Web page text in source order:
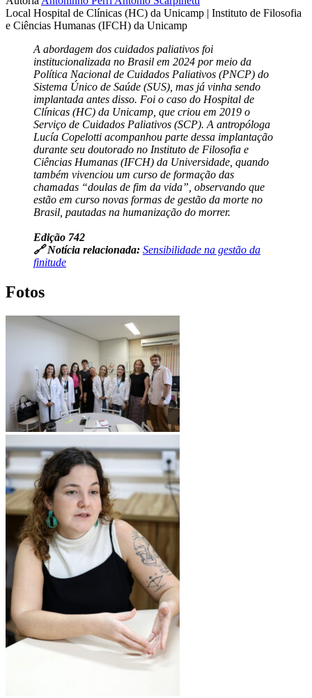
Local Hospital de Clínicas (HC) da Unicamp | Instituto de Filosofia
e Ciências Humanas (IFCH) da Unicamp
A abordagem dos cuidados paliativos foi
institucionalizada no Brasil em 2024 por meio da
Política Nacional de Cuidados Paliativos (PNCP) do
Sistema Único de Saúde (SUS), mas já vinha sendo
implantada antes disso. Foi o caso do Hospital de
Clínicas (HC) da Unicamp, que criou em 2019 o
Serviço de Cuidados Paliativos (SCP). A antropóloga
Lucía Copelotti acompanhou parte dessa implantação
durante seu doutorado no Instituto de Filosofia e
Ciências Humanas (IFCH) da Universidade, quando
também vivenciou um curso de formação das
chamadas “doulas de fim da vida”, observando que
estão em curso novas formas de gestão da morte no
Brasil, pautadas na humanização do morrer.
Edição 742
🔗 Notícia relacionada: Sensibilidade na gestão da
finitude
Fotos